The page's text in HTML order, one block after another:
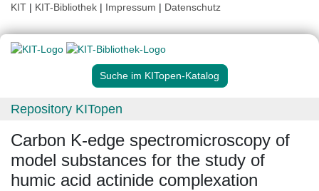
KIT | KIT-Bibliothek | Impressum | Datenschutz
Suche im KITopen-Katalog
Repository KITopen
Carbon K-edge spectromicroscopy of
model substances for the study of
humic acid actinide complexation